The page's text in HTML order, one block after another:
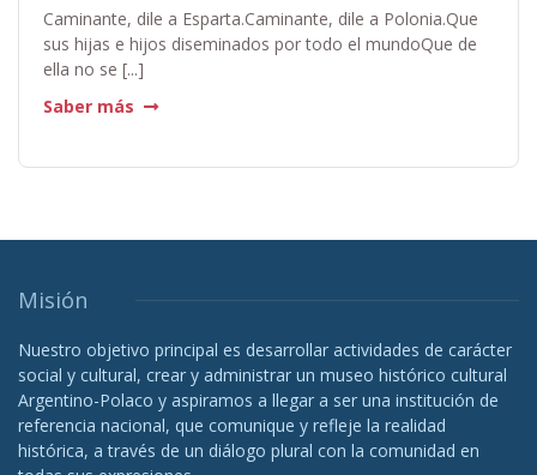
Caminante, dile a Esparta.Caminante, dile a Polonia.Que
sus hijas e hijos diseminados por todo el mundoQue de
ella no se [...]
Saber más
Misión
Nuestro objetivo principal es desarrollar actividades de carácter
social y cultural, crear y administrar un museo histórico cultural
Argentino-Polaco y aspiramos a llegar a ser una institución de
referencia nacional, que comunique y refleje la realidad
histórica, a través de un diálogo plural con la comunidad en